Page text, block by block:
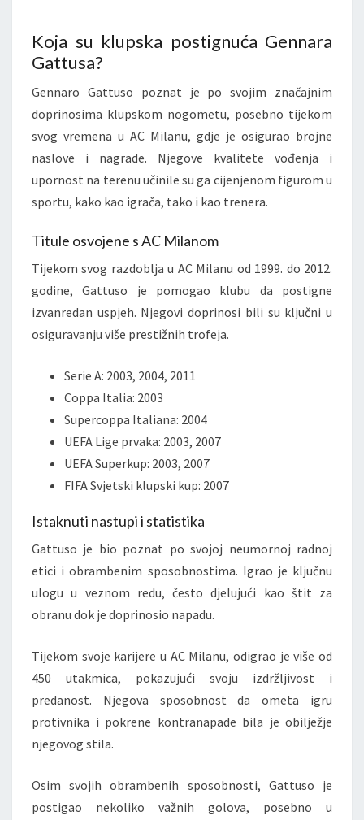
Koja su klupska postignuća Gennara
Gattusa?
Gennaro Gattuso poznat je po svojim značajnim
doprinosima klupskom nogometu, posebno tijekom
svog vremena u AC Milanu, gdje je osigurao brojne
naslove i nagrade. Njegove kvalitete vođenja i
upornost na terenu učinile su ga cijenjenom figurom u
sportu, kako kao igrača, tako i kao trenera.
Titule osvojene s AC Milanom
Tijekom svog razdoblja u AC Milanu od 1999. do 2012.
godine, Gattuso je pomogao klubu da postigne
izvanredan uspjeh. Njegovi doprinosi bili su ključni u
osiguravanju više prestižnih trofeja.
Serie A: 2003, 2004, 2011
Coppa Italia: 2003
Supercoppa Italiana: 2004
UEFA Lige prvaka: 2003, 2007
UEFA Superkup: 2003, 2007
FIFA Svjetski klupski kup: 2007
Istaknuti nastupi i statistika
Gattuso je bio poznat po svojoj neumornoj radnoj
etici i obrambenim sposobnostima. Igrao je ključnu
ulogu u veznom redu, često djelujući kao štit za
obranu dok je doprinosio napadu.
Tijekom svoje karijere u AC Milanu, odigrao je više od
450 utakmica, pokazujući svoju izdržljivost i
predanost. Njegova sposobnost da ometa igru
protivnika i pokrene kontranapade bila je obilježje
njegovog stila.
Osim svojih obrambenih sposobnosti, Gattuso je
postigao nekoliko važnih golova, posebno u